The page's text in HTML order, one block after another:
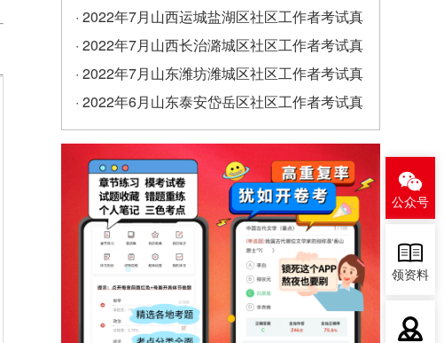
案
· 2022年7月山西运城盐湖区社区工作者考试真
题及答案
· 2022年7月山西长治潞城区社区工作者考试真
题及答案
· 2022年7月山东潍坊潍城区社区工作者考试真
题及答案
· 2022年6月山东泰安岱岳区社区工作者考试真
题及答案（精选）
公众号
领资料